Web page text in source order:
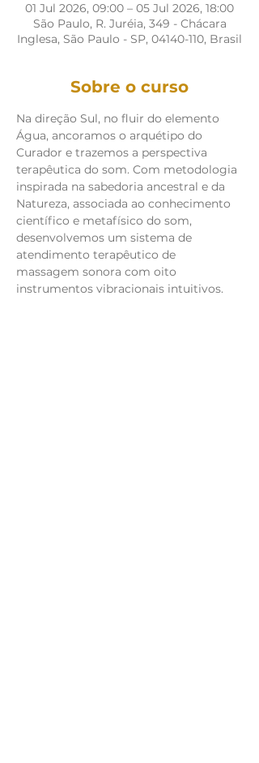
01 Jul 2026, 09:00 – 05 Jul 2026, 18:00
São Paulo, R. Juréia, 349 - Chácara
Inglesa, São Paulo - SP, 04140-110, Brasil
Sobre o curso
Na direção Sul, no fluir do elemento
Água, ancoramos o arquétipo do
Curador e trazemos a perspectiva
terapêutica do som. Com metodologia
inspirada na sabedoria ancestral e da
Natureza, associada ao conhecimento
científico e metafísico do som,
desenvolvemos um sistema de
atendimento terapêutico de
massagem sonora com oito
instrumentos vibracionais intuitivos.